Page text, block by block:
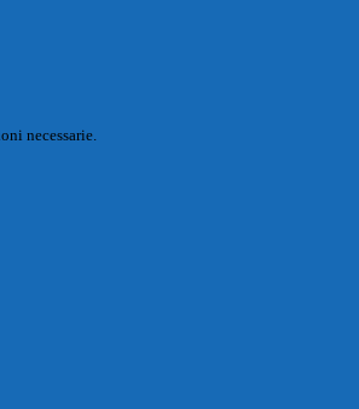
necessarie.